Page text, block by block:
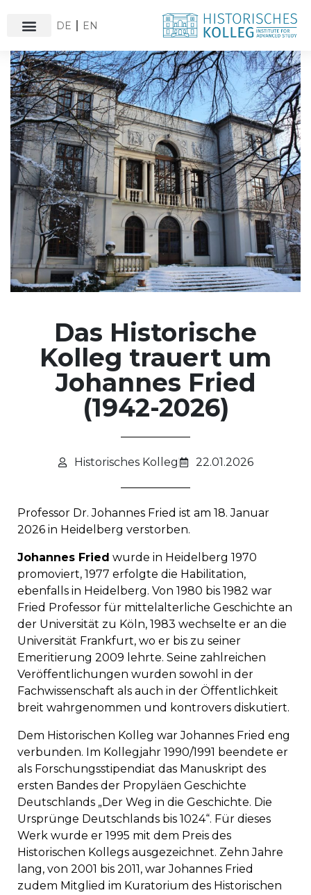
DE EN
Das Historische
Kolleg trauert um
Johannes Fried
(1942-2026)
Historisches Kolleg 22.01.2026
Professor Dr. Johannes Fried ist am 18. Januar
2026 in Heidelberg verstorben.
Johannes Fried wurde in Heidelberg 1970
promoviert, 1977 erfolgte die Habilitation,
ebenfalls in Heidelberg. Von 1980 bis 1982 war
Fried Professor für mittelalterliche Geschichte an
der Universität zu Köln, 1983 wechselte er an die
Universität Frankfurt, wo er bis zu seiner
Emeritierung 2009 lehrte. Seine zahlreichen
Veröffentlichungen wurden sowohl in der
Fachwissenschaft als auch in der Öffentlichkeit
breit wahrgenommen und kontrovers diskutiert.
Dem Historischen Kolleg war Johannes Fried eng
verbunden. Im Kollegjahr 1990/1991 beendete er
als Forschungsstipendiat das Manuskript des
ersten Bandes der Propyläen Geschichte
Deutschlands „Der Weg in die Geschichte. Die
Ursprünge Deutschlands bis 1024“. Für dieses
Werk wurde er 1995 mit dem Preis des
Historischen Kollegs ausgezeichnet. Zehn Jahre
lang, von 2001 bis 2011, war Johannes Fried
zudem Mitglied im Kuratorium des Historischen